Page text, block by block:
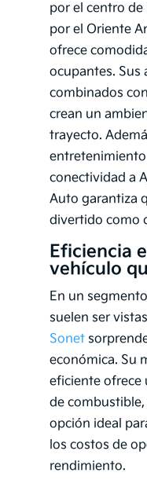
por el centro de
por el Oriente
ofrece
ocupantes. Sus
combinados
crean un
trayecto.
conectividad a
Auto garantiza
divertido como
Eficiencia
vehículo
En un
suelen ser
Sonet
económica. Su
eficiente ofrece
de
opción ideal
los costos de
rendimiento.